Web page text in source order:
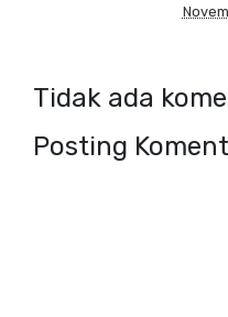
Tidak ada
Posting